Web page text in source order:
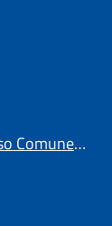
Cedegolo (BS)